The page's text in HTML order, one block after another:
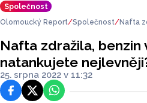
Společnost
Olomoucký Report Společnost
Nafta
Nafta zdražila, benzin
natankujete
25. srpna 2022 v 11:32
FacebookPlatforma X
WhatsApp